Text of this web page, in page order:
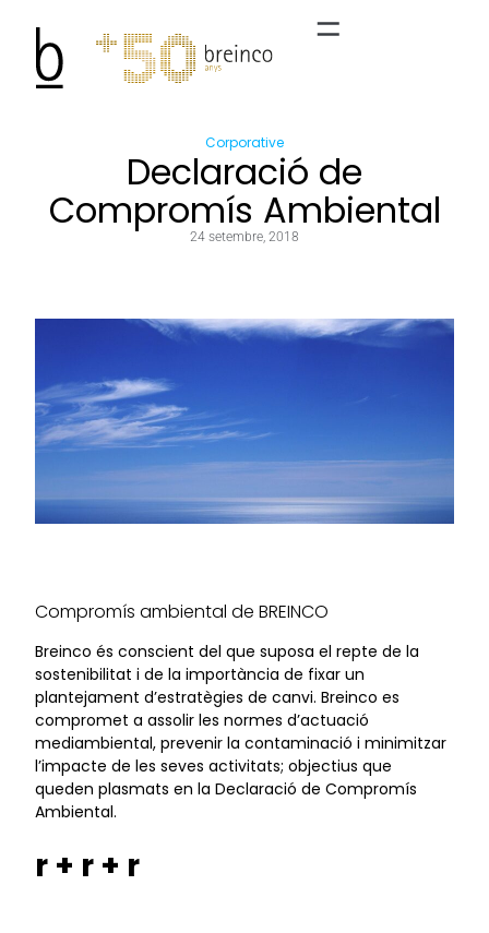
Corporative
Declaració de
Compromís Ambiental
24 setembre, 2018
Compromís ambiental de BREINCO
Breinco és conscient del que suposa el repte de la
sostenibilitat i de la importància de fixar un
plantejament d’estratègies de canvi. Breinco es
compromet a assolir les normes d’actuació
mediambiental, prevenir la contaminació i minimitzar
l’impacte de les seves activitats; objectius que
queden plasmats en la Declaració de Compromís
Ambiental.
r + r + r